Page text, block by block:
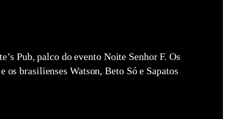
Pub, palco do evento Noite Senhor F. Os
os brasilienses Watson, Beto Só e Sapatos